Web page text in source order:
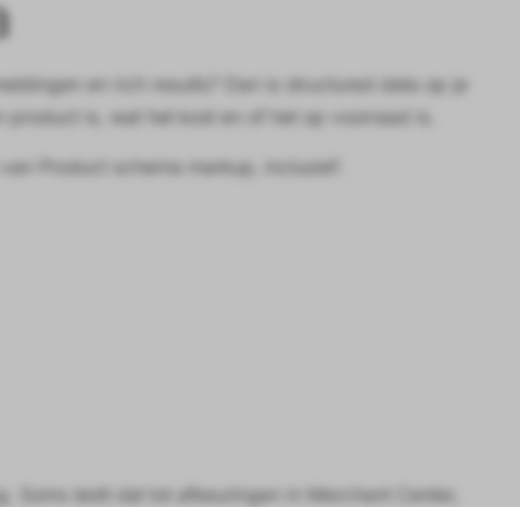
en rich results? Dan is structured data op je
is, wat het kost en of het op voorraad is.
Product schema markup, inclusief:
Soms leidt dat tot afkeuringen in Merchant Center,